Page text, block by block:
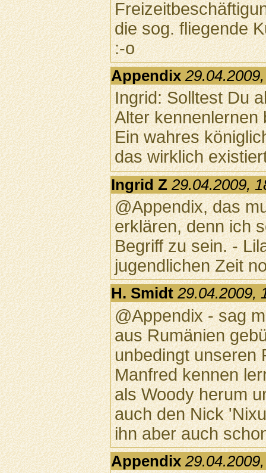
die sog. fliegende
:-o
Appendix
Ingrid: Solltest Du
Alter kennenlernen
Ein wahres
das wirklich
Ingrid Z 29.04.2009,
@Appendix, das
erklären, denn ich
Begriff zu sein. -
jugendlichen Zeit
H. Smidt 29.04.2009,
@Appendix - sag
aus Rumänien
unbedingt unseren
Manfred kennen
als Woody herum
auch den Nick
ihn aber auch
Appendix